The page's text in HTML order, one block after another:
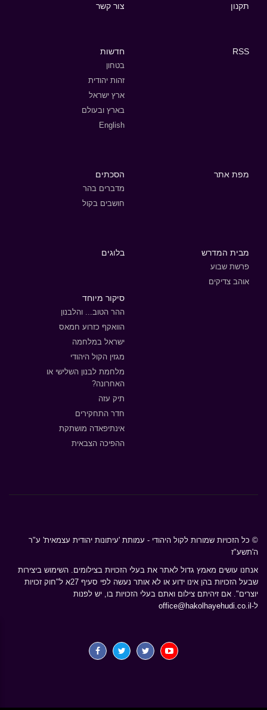
תקנון צור קשר
RSS חדשות
בטחון
זהות יהודית
ארץ ישראל
בארץ ובעולם
English
מפת אתר הסכתים
מדברים בהר
חושבים בקול
מבית המדרש
פרשת שבוע
אוהב צדיקים
בלוגים
סיקור מיוחד
ההר הטוב... והלבנון
הוואקף כזרוע חמאס
ישראל במלחמה
מגזין הקול היהודי
מלחמת לבנון השלישי או
האחרונה?
תיק עזה
חדר התחקירים
אינתיפאדה מושתקת
ההפיכה הצבאית
© כל הזכויות שמורות לקול היהודי - עמותת 'עיתונות יהודית עצמאית' ע"ר
ה'תשע"ז
אנחנו עושים מאמץ גדול לאתר את בעלי הזכויות בצילומים. השימוש ביצירות
שבעל הזכויות בהן אינו ידוע או לא אותר נעשה לפי סעיף 27א ל"חוק זכויות
יוצרים". אם זיהיתם צילום ואתם בעלי הזכויות בו, יש לפנות
ל- office@hakolhayehudi.co.il